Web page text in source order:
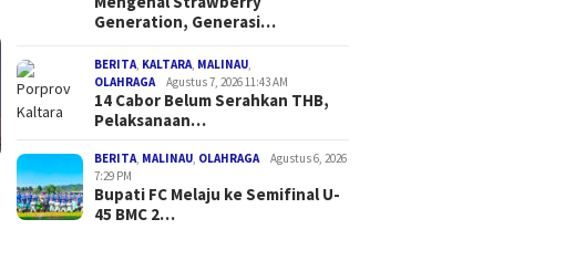
Generation, Generasi…
BERITA KALTARA MALINAU
OLAHRAGA
Agustus 7, 2026 11:43 AM
14 Cabor Belum Serahkan THB,
Pelaksanaan…
BERITA MALINAU OLAHRAGA
Agustus 6, 2026
7:29 PM
Bupati FC Melaju ke Semifinal U-
45 BMC 2…